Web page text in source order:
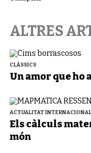
ALTRES
CLÀSSICS
Un amor que ho
ACTUALITAT INTERNACIONAL
Els càlculs
món